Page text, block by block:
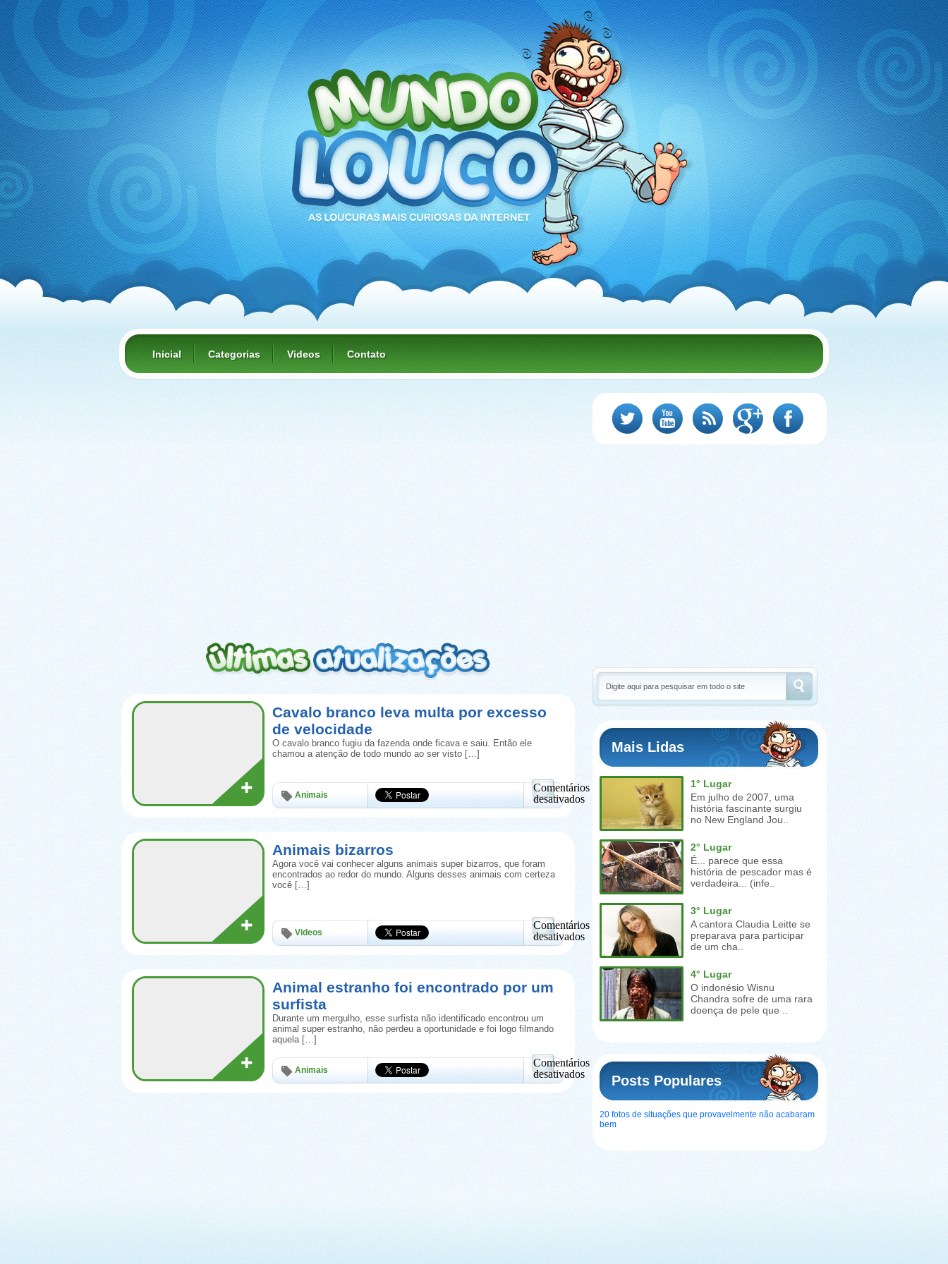
Inicial Categorias Videos Contato
Cavalo branco leva multa por excesso
de velocidade
O cavalo branco fugiu da fazenda onde ficava e saiu. Então ele
chamou a atenção de todo mundo ao ser visto […]
Animais
Comentários
desativados
em
por
excesso
Animais bizarros
Agora você vai conhecer alguns animais super bizarros, que foram
encontrados ao redor do mundo. Alguns desses animais com certeza
você […]
Videos
Comentários
desativados
em
Animal estranho foi encontrado por um
surfista
Durante um mergulho, esse surfista não identificado encontrou um
animal super estranho, não perdeu a oportunidade e foi logo filmando
aquela […]
Animais
Comentários
desativados
em
Mais Lidas
1° Lugar
Em julho de 2007, uma
história fascinante surgiu
no New England Jou..
2° Lugar
É... parece que essa
história de pescador mas é
verdadeira... (infe..
3° Lugar
A cantora Claudia Leitte se
preparava para participar
de um cha..
4° Lugar
O indonésio Wisnu
Chandra sofre de uma rara
doença de pele que ..
Posts Populares
20 fotos de situações que provavelmente não acabaram
bem